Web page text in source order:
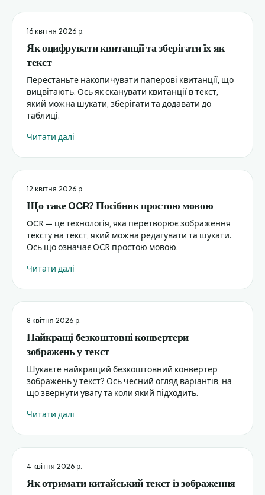
16 квітня 2026 р.
Як оцифрувати квитанції та зберігати їх як
текст
Перестаньте накопичувати паперові квитанції, що
вицвітають. Ось як сканувати квитанції в текст,
який можна шукати, зберігати та додавати до
таблиці.
Читати далі
12 квітня 2026 р.
Що таке OCR? Посібник простою мовою
OCR — це технологія, яка перетворює зображення
тексту на текст, який можна редагувати та шукати.
Ось що означає OCR простою мовою.
Читати далі
8 квітня 2026 р.
Найкращі безкоштовні конвертери
зображень у текст
Шукаєте найкращий безкоштовний конвертер
зображень у текст? Ось чесний огляд варіантів, на
що звернути увагу та коли який підходить.
Читати далі
4 квітня 2026 р.
Як отримати китайський текст із зображення